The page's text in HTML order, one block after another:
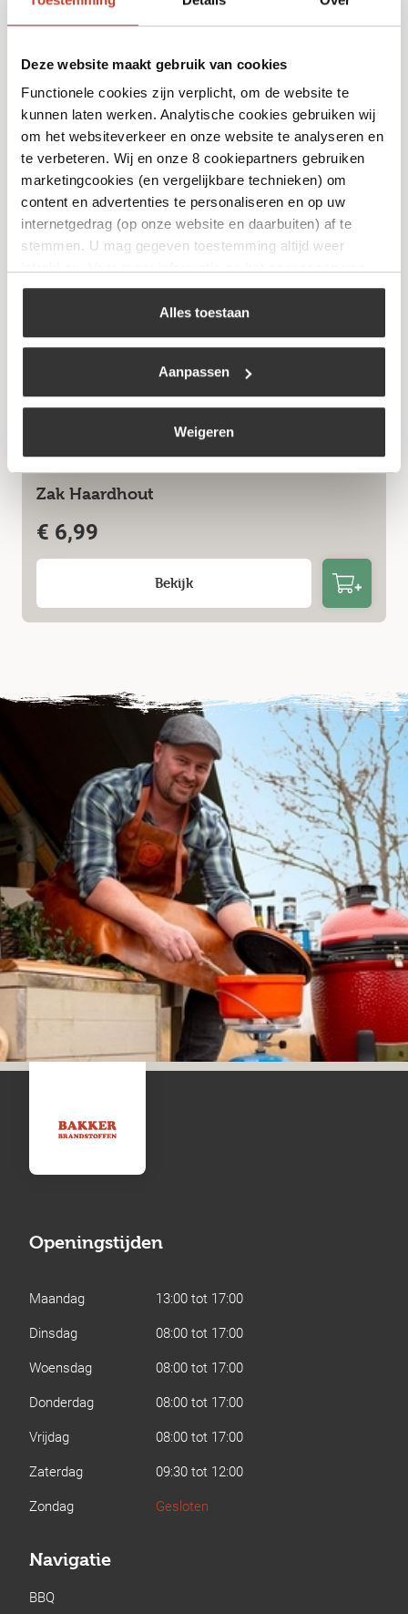
Deze website maakt gebruik van cookies
Functionele cookies zijn verplicht, om de website te
kunnen laten werken. Analytische cookies gebruiken wij
om het websiteverkeer en onze website te analyseren en
te verbeteren. Wij en onze 8 cookiepartners gebruiken
marketingcookies (en vergelijkbare technieken) om
content en advertenties te personaliseren en op uw
internetgedrag (op onze website en daarbuiten) af te
stemmen. U mag gegeven toestemming altijd weer
uw keuze op onze website verwijzen wij u naar ons
Alles toestaan
Aanpassen
Weigeren
The Bastard – Aspook
€19,99
Bekijk
Zak Haardhout
€ 6,99
Bekijk
Openingstijden
Maandag
13:00 tot 17:00
Dinsdag
08:00 tot 17:00
Woensdag
08:00 tot 17:00
Donderdag
08:00 tot 17:00
Vrijdag
08:00 tot 17:00
Zaterdag
09:30 tot 12:00
Zondag
Gesloten
Navigatie
BBQ